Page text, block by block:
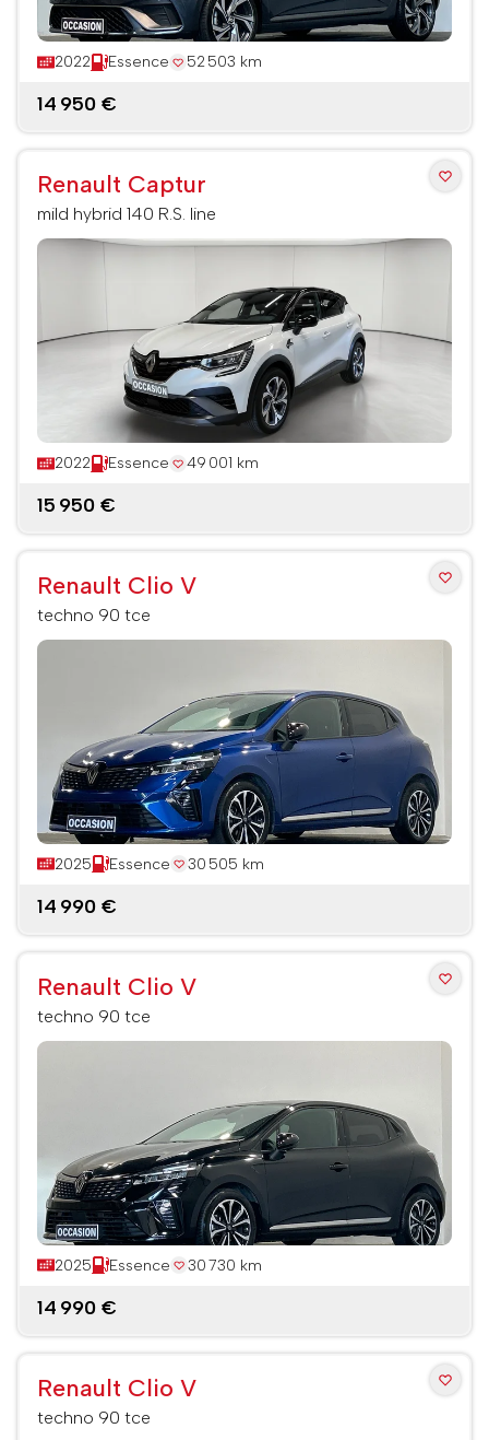
2022 Essence 52 503 km
14 950 €
Renault Captur
mild hybrid 140 R.S. line
2022 Essence 49 001 km
15 950 €
Renault Clio V
techno 90 tce
2025 Essence 30 505 km
14 990 €
Renault Clio V
techno 90 tce
2025 Essence 30 730 km
14 990 €
Renault Clio V
techno 90 tce